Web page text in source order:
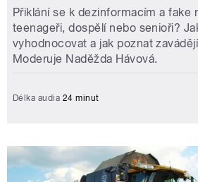
Přiklání se k dezinformacím a fake
teenageři, dospělí nebo senioři?
vyhodnocovat a jak poznat
Moderuje Naděžda Hávová.
Délka audia 24 minut